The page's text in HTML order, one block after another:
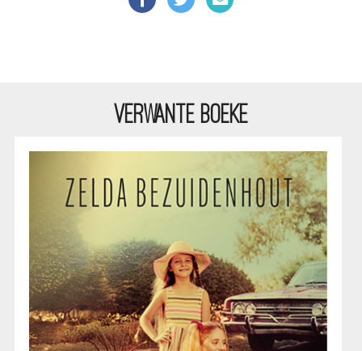
VERWANTE BOEKE